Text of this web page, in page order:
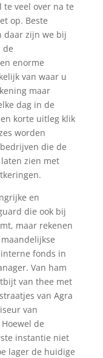
veel over na te
op. Beste
daar zijn we bij
de
enorme
van waar u
maar
dag in de
korte uitleg klik
worden
die de
zien met
en
die ook bij
maar rekenen
fonds in
Van ham
van thee met
van Agra
van
de
instantie niet
lager de huidige